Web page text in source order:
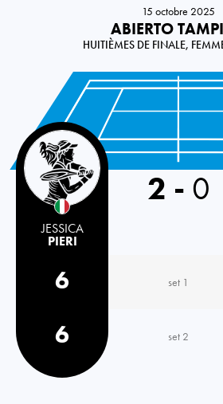
15 octobre 2025
ABIERTO
HUITIÈMES DE FINALE,
Italy
JESSICA
PIERI
2 - 0
6 set 1
6
set 2